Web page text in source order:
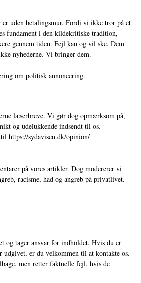
er uden betalingsmur. Fordi vi ikke tror på et
fundament i den kildekritiske tradition,
gennem tiden. Fejl kan og vil ske. Dem
nyhederne. Vi bringer dem.
om politisk annoncering.
læserbreve. Vi gør dog opmærksom på,
og udelukkende indsendt til os.
til https://sydavisen.dk/opinion/
på vores artikler. Dog modererer vi
racisme, had og angreb på privatlivet.
og tager ansvar for indholdet. Hvis du er
udgivet, er du velkommen til at kontakte os.
men retter faktuelle fejl, hvis de